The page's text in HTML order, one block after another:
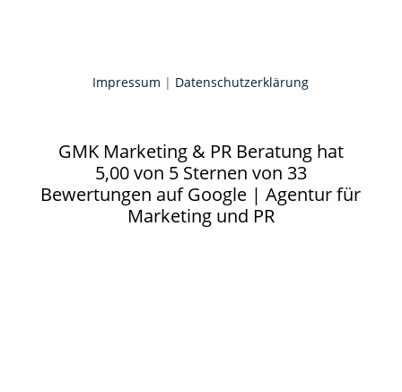
Impressum | Datenschutzerklärung
GMK Marketing & PR Beratung hat
5,00von 5Sternen von 33
Bewertungen aufGoogle |Agentur für
Marketing und PR